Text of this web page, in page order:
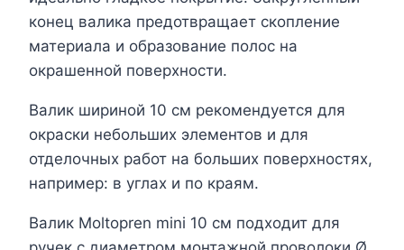
конец валика предотвращает скопление
материала и образование полос на
окрашенной поверхности.
Валик шириной 10 см рекомендуется для
окраски небольших элементов и для
отделочных работ на больших поверхностях,
например: в углах и по краям.
Валик Moltopren mini 10 см подходит для